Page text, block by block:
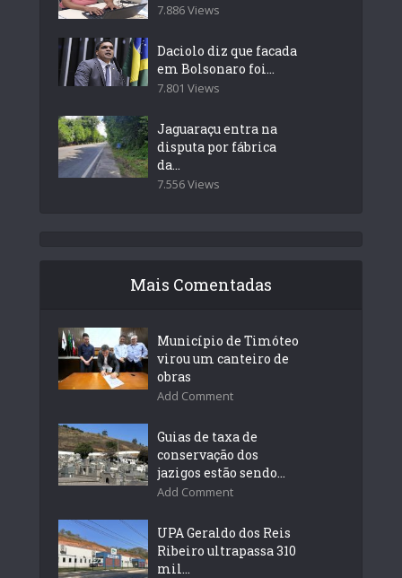
7.886 Views
Daciolo diz que facada
em Bolsonaro foi...
7.801 Views
Jaguaraçu entra na
disputa por fábrica
da...
7.556 Views
Mais Comentadas
Município de Timóteo
virou um canteiro de
obras
Add Comment
Guias de taxa de
conservação dos
jazigos estão sendo...
Add Comment
UPA Geraldo dos Reis
Ribeiro ultrapassa 310
mil...